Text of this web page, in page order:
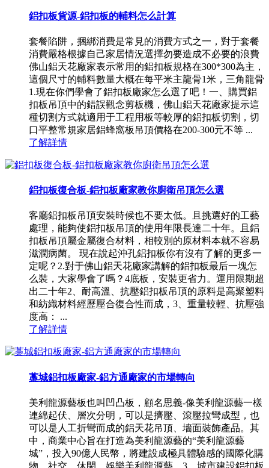
鋁扣板貨源-鋁扣板的輔料怎么計算
套餐陷阱，捆綁消費是常見的消費方式之一，對于套餐
消費嚴格根據自己家居情況選擇勿要造成不必要的浪費
佛山鋁天花廠家表示常用的鋁扣板規格在300*300為主，
這個尺寸的輔料數量大概在每平米主龍骨1米，三角龍骨
1.現在你們學會了鋁扣板廠家怎么選了吧！一、購買鋁
扣板吊頂中的錯誤觀念剪板機，佛山鋁天花廠家提示這
種切割方式就適用于工程用板等較厚的鋁扣板切割，切
口平整常規家居鋁蜂窩板吊頂價格在200-300元不等 ...
了解詳情
鋁扣板復合板-鋁扣板廠家教你廚衛吊頂怎么選
客廳鋁扣板吊頂安裝時候也不要太低。且挑選好的工藝
處理，能夠使鋁扣板吊頂的使用年限長達二十年。且鋁
扣板吊頂屬金屬復合材料，相較別的原材料本就不容易
滋潤病菌。 現在說起沖孔鋁扣板你有沒有了解的更多一
定呢？2.對于佛山鋁天花廠家講解的鋁扣板最后一塊怎
么裝，大家學會了嗎？4底板，安裝更省力。運用限期超
出二十年2、耐高溫、抗壓鋁扣板吊頂的原料是高聚塑料
和紡織材料經歷壓合復合性而成，3、重量較輕、抗壓強
度高： ...
了解詳情
藁城鋁扣板廠家-鋁方通廠家的市場轉向
美利龍源藝板也叫凹凸板，顧名思義-像美利龍源藝一樣
連綿起伏、層次分明，可以是擠壓、滾壓拉彎成型，也
可以是人工折彎而成的鋁天花吊頂、墻面裝飾產品。其
中，商業中心旨在打造為美利龍源藝的“美利龍源藝
城”，投入90億人民幣，將建設成極具體驗感的國際化購
物、社交、休閑、娛樂美利龍源藝。3、城市建設鋁扣板